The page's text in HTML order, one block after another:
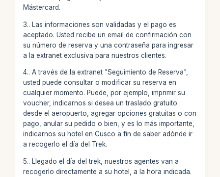
Mástercard.
3.. Las informaciones son validadas y el pago es
aceptado. Usted recibe un email de confirmación con
su número de reserva y una contraseña para ingresar
a la extranet exclusiva para nuestros clientes.
4.. A través de la extranet "Seguimiento de Reserva",
usted puede consultar o modificar su reserva en
cualquier momento. Puede, por ejemplo, imprimir su
voucher, indicarnos si desea un traslado gratuito
desde el aeropuerto, agregar opciones gratuitas o con
pago, anular su pedido o bien, y es lo más importante,
indicarnos su hotel en Cusco a fin de saber adónde ir
a recogerlo el día del Trek.
5.. Llegado el día del trek, nuestros agentes van a
recogerlo directamente a su hotel, a la hora indicada.